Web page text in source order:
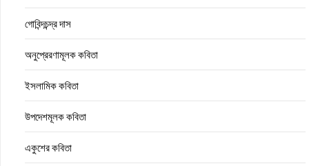
গোবিন্দচন্দ্র দাস
অনুপ্রেরণামূলক কবিতা
ইসলামিক কবিতা
উপদেশমূলক কবিতা
একুশের কবিতা